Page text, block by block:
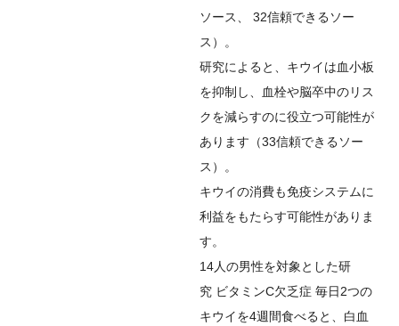
ソース
32信頼できるソー
ス ）。
研究によると、キウイは血小板
を抑制し、血栓や脳卒中のリス
クを減らすのに役立つ可能性が
あります（33信頼できるソー
ス ）。
キウイの消費も免疫システムに
利益をもたらす可能性がありま
す。
14人の男性を対象とした研
究 ビタミンC欠乏症 毎日2つの
キウイを4週間食べると、白血